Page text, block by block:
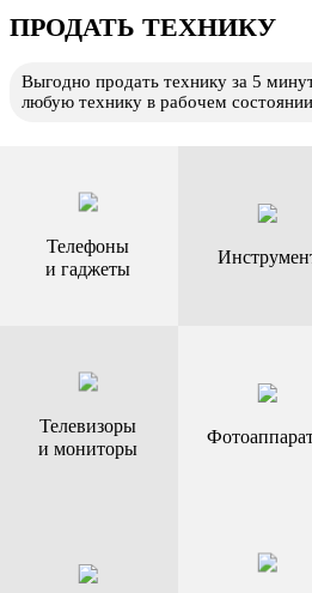
ПРОДАТЬ ТЕХНИКУ
Выгодно продать технику за 5
любую технику в рабочем
Телефоны
и гаджеты
Телевизоры
и мониторы